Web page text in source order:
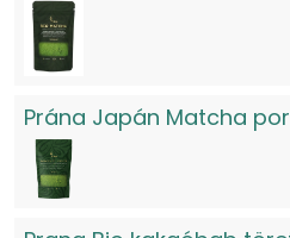
Prána Japán Matcha